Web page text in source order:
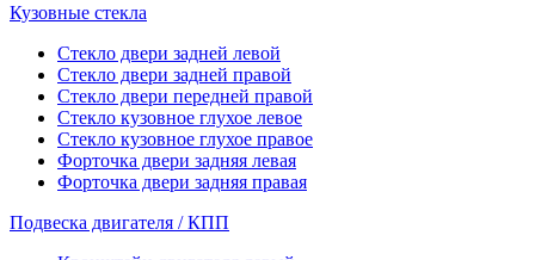
Кузовные стекла
Стекло двери задней левой
Стекло двери задней правой
Стекло двери передней правой
Стекло кузовное глухое левое
Стекло кузовное глухое правое
Форточка двери задняя левая
Форточка двери задняя правая
Подвеска двигателя / КПП